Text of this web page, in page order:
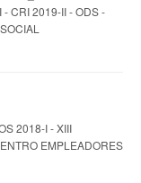
CRI 2019-II - ODS -
2018-I - XIII
EMPLEADORES